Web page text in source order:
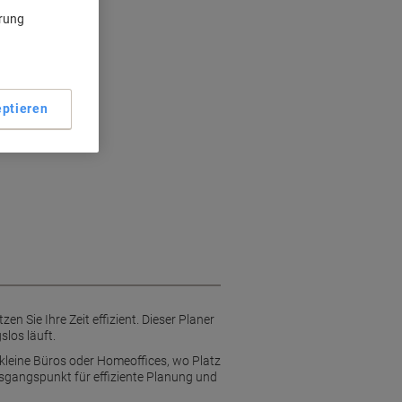
Sie Ihre Zeit effizient. Dieser Planer
läuft.
Büros oder Homeoffices, wo Platz
für effiziente Planung und